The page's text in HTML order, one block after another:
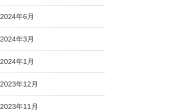
2024年6月
2024年3月
2024年1月
2023年12月
2023年11月